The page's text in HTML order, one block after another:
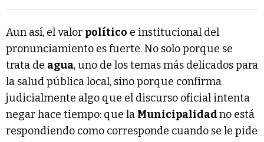
Aun así, el valor político e institucional del
pronunciamiento es fuerte. No solo porque se
trata de agua, uno de los temas más delicados para
la salud pública local, sino porque confirma
judicialmente algo que el discurso oficial intenta
negar hace tiempo: que la Municipalidadno está
respondiendo como corresponde cuando se le pide